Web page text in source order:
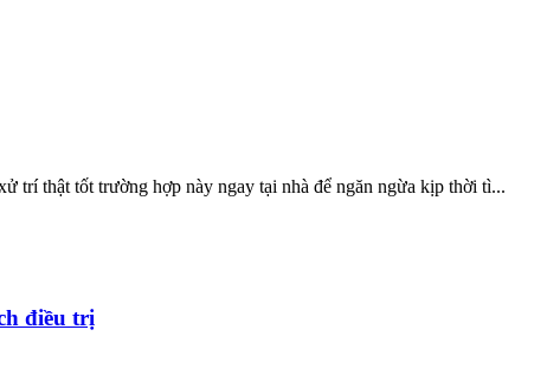
trí thật tốt trường hợp này ngay tại nhà để ngăn ngừa kịp thời tì...
điều trị